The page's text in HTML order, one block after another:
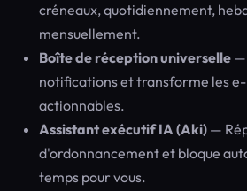
créneaux, quotidiennement,
mensuellement.
Boîte de réception universelle —
notifications et transforme les
actionnables.
Assistant exécutif IA (Aki) —
d'ordonnancement et bloque
temps pour vous.